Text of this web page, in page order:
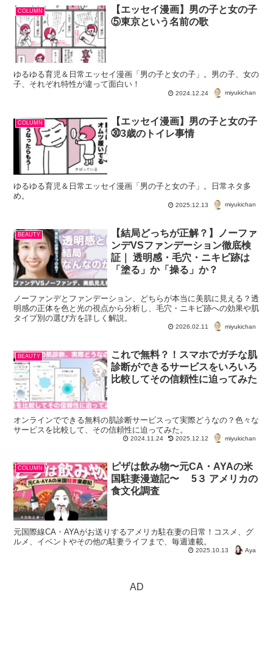
COLUMN
【エッセイ漫画】男の子と女の子
⑤東京という名前の歌
ゆるゆる育児＆日常エッセイ漫画「男の子と女の子」。男の子、女の
子、それぞれ特性が違って面白い！
2024.12.24 miyukichan
COLUMN
【エッセイ漫画】男の子と女の子
㉚3歳のトイレ事情
ゆるゆる育児＆日常エッセイ漫画「男の子と女の子」。日常ネタ多
め。
2025.12.13 miyukichan
BEAUTY
【結局どっちが正解？】ノーファ
ンデVSファンデーション徹底検
証｜ 透明感・毛穴・ニキビ跡は
「塗る」か「操る」か？
ノーファンデとファンデーション、どちらが本当に美肌に見える？透
明感の正体を色と光の視点から分析し、毛穴・ニキビ跡への効果や肌
タイプ別の選び方を詳しく解説。
2026.02.11 miyukichan
BEAUTY
これで無料？！スマホでガチな肌
診断ができるサービスをいろいろ
比較してその信頼性に迫ってみた
オンラインでできる無料の肌診断サービスって実際どうなの？色々な
サービスを比較して、その信頼性に迫ってみた。
2024.11.24 2025.12.12 miyukichan
COLUMN
ピザは飲み物〜元CA・AYAの米
国駐妻漫遊記〜 5３ アメリカの
食文化調査
元国際線CA・AYAがお送りするアメリカ駐在妻の日常！コスメ、グ
ルメ、イベントやその他の駐妻ライフまで、毎週連載。
2025.10.13 Aya
AD